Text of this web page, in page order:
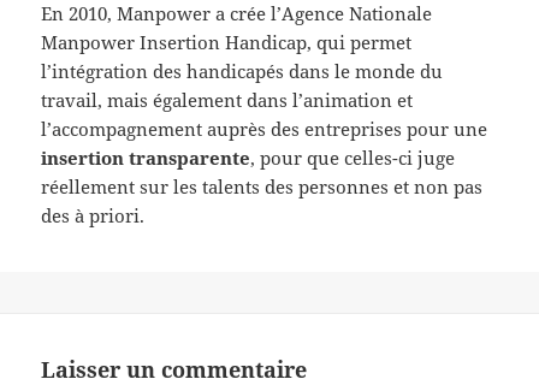
En 2010, Manpower a crée l’Agence Nationale
Manpower Insertion Handicap, qui permet
l’intégration des handicapés dans le monde du
travail, mais également dans l’animation et
l’accompagnement auprès des entreprises pour une
insertion transparente, pour que celles-ci juge
réellement sur les talents des personnes et non pas
des à priori.
Laisser un commentaire